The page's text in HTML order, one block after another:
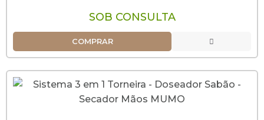
SOB CONSULTA
COMPRAR